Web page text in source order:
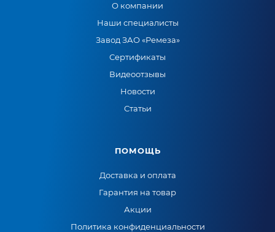
О компании
Наши специалисты
Завод ЗАО «Ремеза»
Сертификаты
Видеоотзывы
Новости
Статьи
ПОМОЩЬ
Доставка и оплата
Гарантия на товар
Акции
Политика конфиденциальности